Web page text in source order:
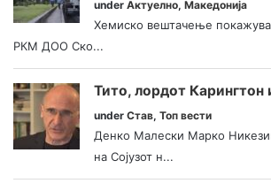
under Актуелно, Македонија
Хемиско вештачење покажува
РКМ ДОО Ско...
Тито, лордот Карингтон
under Став, Топ вести
Денко Малески Марко
на Сојузот н...